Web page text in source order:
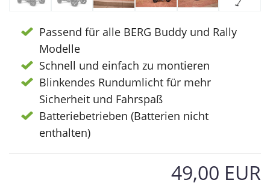
Passend für alle BERG Buddy und Rally
Modelle
Schnell und einfach zu montieren
Blinkendes Rundumlicht für mehr
Sicherheit und Fahrspaß
Batteriebetrieben (Batterien nicht
enthalten)
49,00 EUR